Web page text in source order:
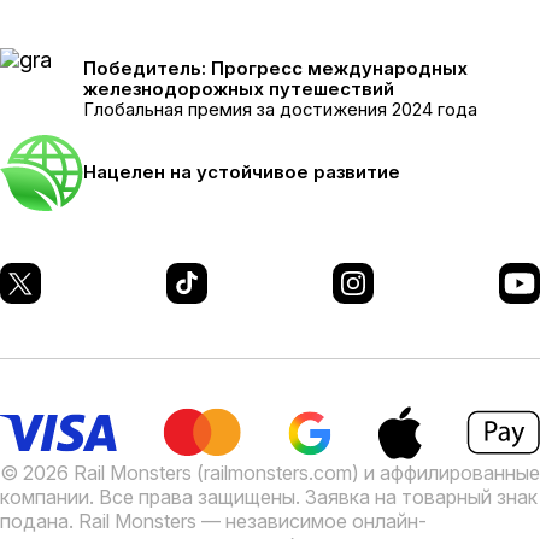
Победитель: Прогресс международных
железнодорожных путешествий
Глобальная премия за достижения 2024 года
Нацелен на устойчивое развитие
© 2026 Rail Monsters (railmonsters.com) и аффилированные
компании. Все права защищены. Заявка на товарный знак
подана. Rail Monsters — независимое онлайн-